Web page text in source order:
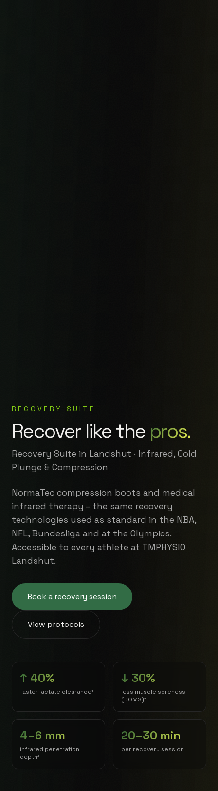
RECOVERY SUITE
Recover wie die Profis.
Recovery Suite in Landshut · Infrarot, Eisbad
& Kompression
NormaTec Kompressionsboots und
medizinische Infrarot-Therapie – die gleichen
Recovery-Technologien, die in der NBA, NFL,
Bundesliga und bei Olympia-Teams zum
Standard gehören. Bei TMPHYSIO Landshut
für jeden Athleten zugänglich.
Recovery-Session buchen
Protokolle ansehen
↑ 40%
schnellere Laktat-
↓ 30%
weniger Muskelkater
(DOMS)²
4–6 mm
Eindringtiefe Infrarot³
20–30 min
pro Recovery-Session